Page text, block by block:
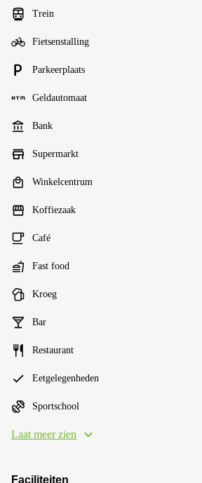
Trein
Fietsenstalling
Parkeerplaats
Geldautomaat
Bank
Supermarkt
Winkelcentrum
Koffiezaak
Café
Fast food
Kroeg
Bar
Restaurant
Eetgelegenheden
Sportschool
Laat meer zien
Faciliteiten